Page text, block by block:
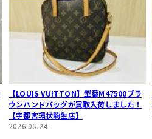
【LOUIS VUITTON】型番M47500ブラ
ウンハンドバッグが買取入荷しました！
【宇都宮環状駒生店】
2026.06.24